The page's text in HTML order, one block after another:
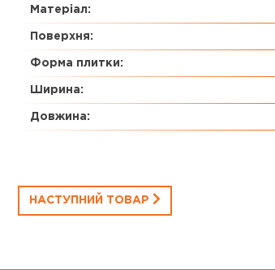
Матеріал:
Поверхня:
Форма плитки:
Ширина:
Довжина:
НАСТУПНИЙ ТОВАР